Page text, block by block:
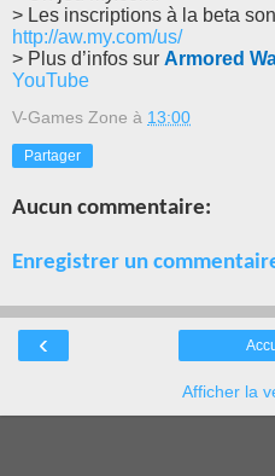
> Les inscriptions à la beta
http://aw.my.com/us/
> Plus d’infos sur Armored
YouTube
V-Games Zone à 13:00
Partager
Aucun commentaire:
Enregistrer un
‹
Afficher la